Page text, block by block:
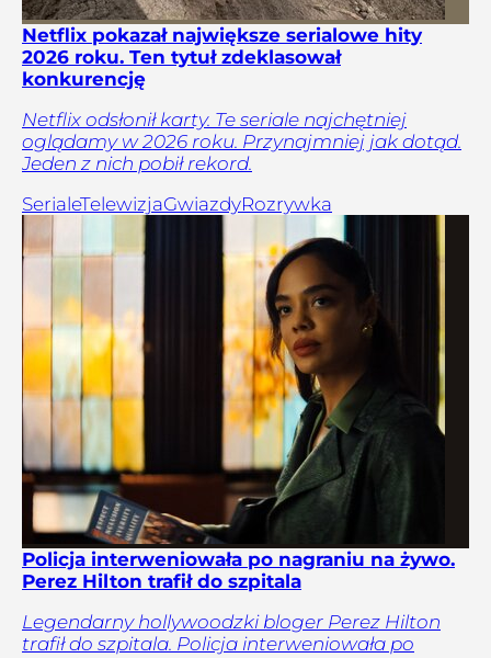
Netflix pokazał największe serialowe hity
2026 roku. Ten tytuł zdeklasował
konkurencję
Netflix odsłonił karty. Te seriale najchętniej
oglądamy w 2026 roku. Przynajmniej jak dotąd.
Jeden z nich pobił rekord.
SerialeTelewizjaGwiazdyRozrywka
Policja interweniowała po nagraniu na żywo.
Perez Hilton trafił do szpitala
Legendarny hollywoodzki bloger Perez Hilton
trafił do szpitala. Policja interweniowała po